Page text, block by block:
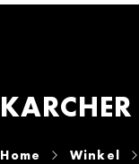
Home Winkel